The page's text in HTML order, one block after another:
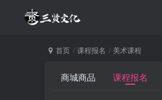
首页 课程报名 美术课程
商城商品 课程报名